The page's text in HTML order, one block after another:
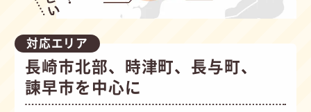
対応エリア
長崎市北部、時津町、長与町、
諫早市を中心に